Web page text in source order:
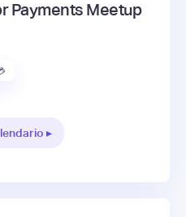
Payments Meetup
▸